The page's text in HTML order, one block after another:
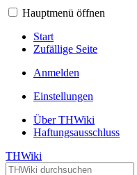
Hauptmenü öffnen
Start
Zufällige Seite
Anmelden
Einstellungen
Über THWiki
Haftungsausschluss
THWiki